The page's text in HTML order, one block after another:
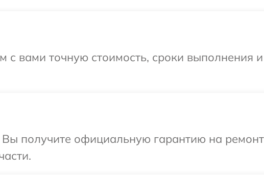
с вами точную стоимость, сроки выполнения
получите официальную гарантию на ремонт